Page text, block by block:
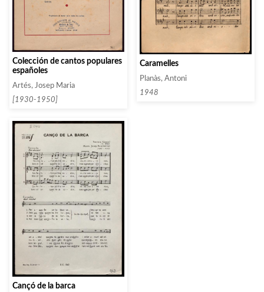
Colección de cantos populares
españoles
Artés, Josep Maria
[1930-1950]
Caramelles
Planàs, Antoni
1948
Cançó de la barca